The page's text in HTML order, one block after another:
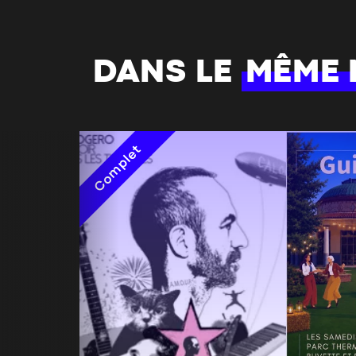
DANS LE MÊME
Complet